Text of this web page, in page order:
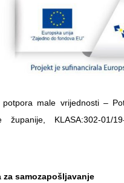
male vrijednosti –
KLASA:302-01/
samozapošljavanje